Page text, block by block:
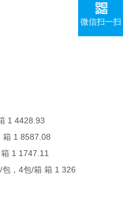
1 4428.93
箱 1 8587.08
1 1747.11
，4包/箱 箱 1 326
微信扫一扫